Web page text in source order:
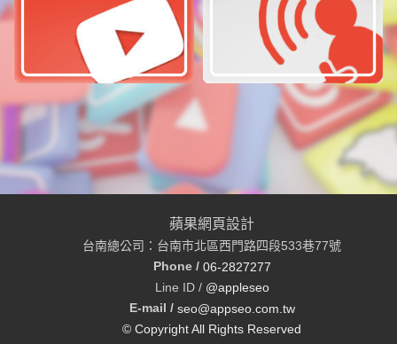
蘋果網頁設計
台南總公司：台南市北區西門路四段533巷77號
Phone / 06-2827277
Line ID / @appleseo
E-mail / seo@appseo.com.tw
© Copyright All Rights Reserved